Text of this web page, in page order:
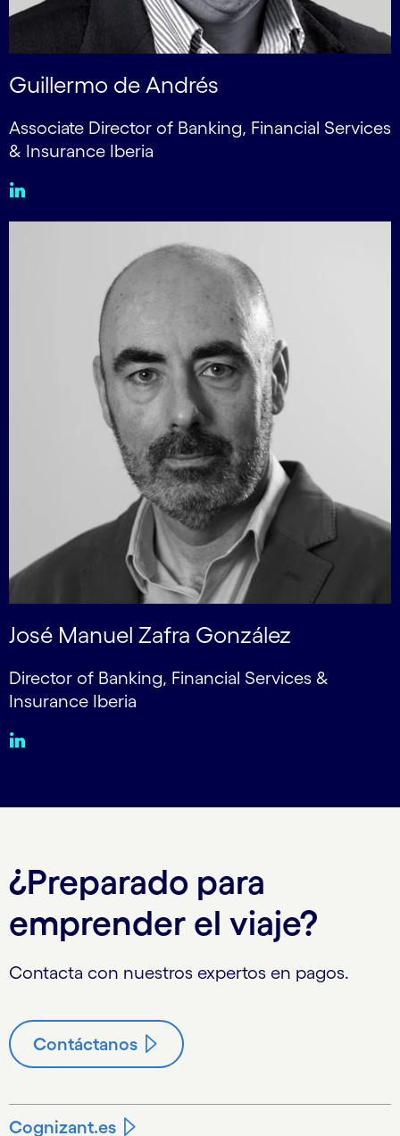
Guillermo de Andrés
Associate Director of Banking, Financial Services
& Insurance Iberia
José Manuel Zafra González
Director of Banking, Financial Services &
Insurance Iberia
¿Preparado para
emprender el viaje?
Contacta con nuestros expertos en pagos.
Contáctanos
Cognizant.es